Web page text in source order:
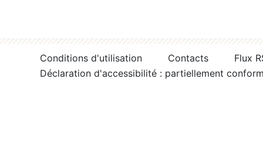
Conditions d'utilisation Contacts
Flux
Déclaration d'accessibilité : partiellement